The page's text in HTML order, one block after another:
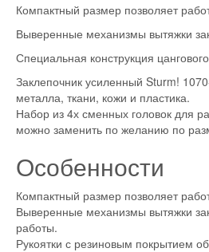
Компактный размер позволяет
Выверенные механизмы вытяжки
Специальная конструкция
Заклепочник усиленный Sturm!
металла, ткани, кожи и пластика.
Набор из 4х сменных головок для
можно заменить по желанию по
Особенности
Компактный размер позволяет
Выверенные механизмы вытяжки
работы.
Рукоятки с резиновым покрытием